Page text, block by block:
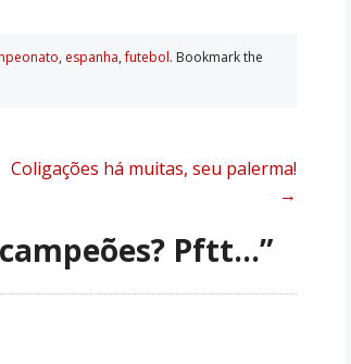
, espanha,futebol. Bookmark the
Coligações há muitas, seu palerma!
→
Pftt…”